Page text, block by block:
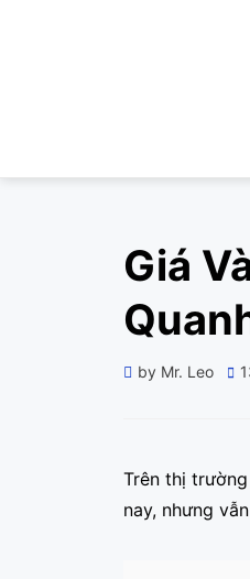
Giá
by Mr. Leo
Trên thị
nay, nhưng